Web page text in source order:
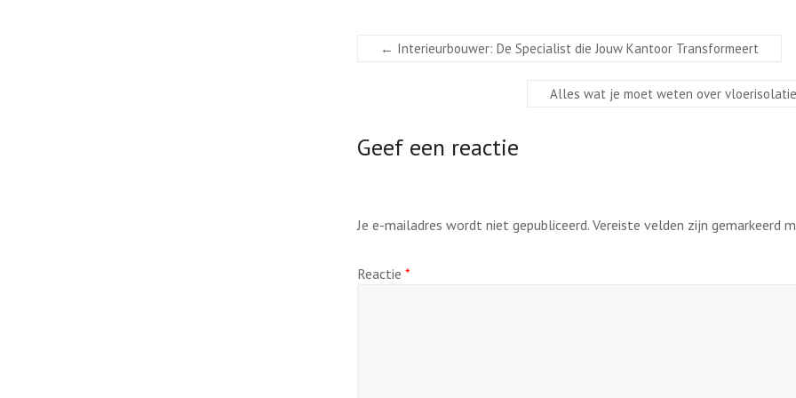
← Interieurbouwer: De Specialist die Jouw Kantoor Transformeert
Alles wat je moet weten over vloerisolatie
Geef een reactie
Je e-mailadres wordt niet gepubliceerd. Vereiste velden zijn gemarkeerd
Reactie *